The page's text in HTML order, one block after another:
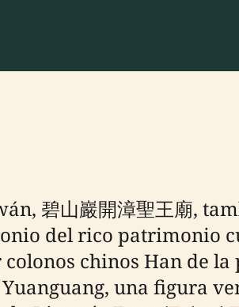
碧山巖開漳聖王廟,
del rico patrimonio
chinos Han de
una figura